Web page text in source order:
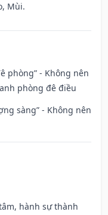
Mùi.
phòng” - Không nên
phòng đê điều
sàng” - Không nên
hành sự thành